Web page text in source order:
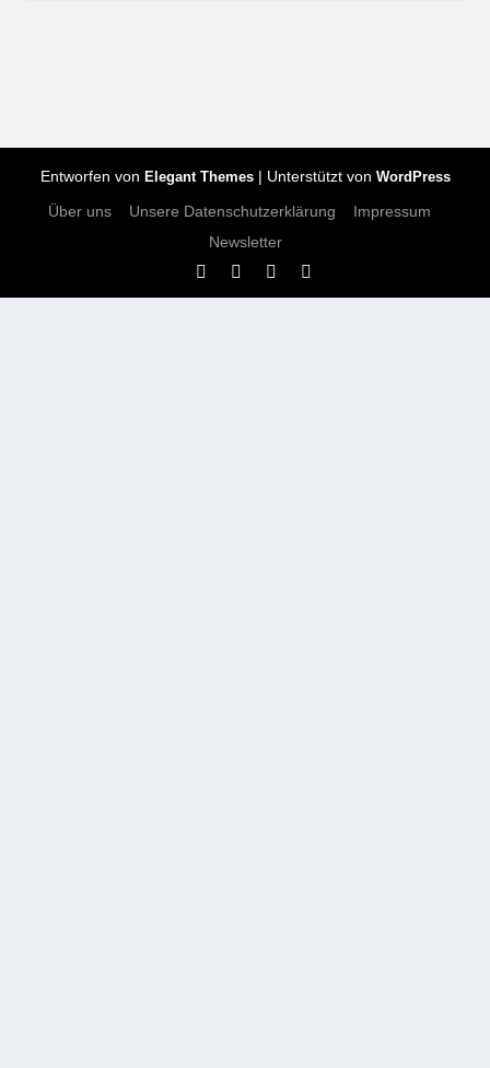
Entworfen von Elegant Themes| Unterstützt von WordPress
Über uns Unsere Datenschutzerklärung
Impressum
Newsletter